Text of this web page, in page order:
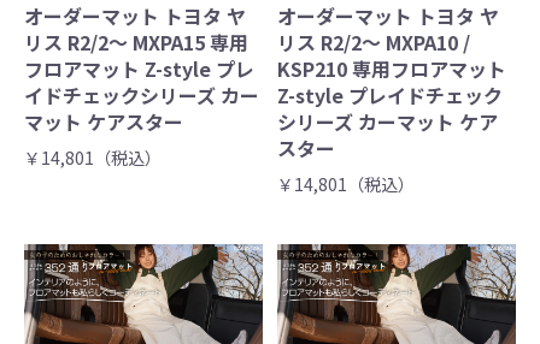
オーダーマット トヨタ ヤ
リス R2/2～ MXPA15 専用
フロアマット Z-style プレ
イドチェックシリーズ カー
マット ケアスター
￥14,801（税込）
オーダーマット トヨタ ヤ
リス R2/2～ MXPA10 /
KSP210 専用フロアマット
Z-style プレイドチェック
シリーズ カーマット ケア
スター
￥14,801（税込）